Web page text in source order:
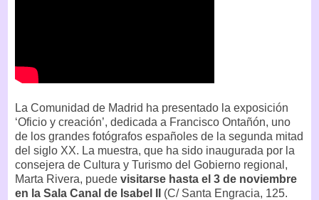
La Comunidad de Madrid ha presentado la exposición
‘Oficio y creación’, dedicada a Francisco Ontañón, uno
de los grandes fotógrafos españoles de la segunda mitad
del siglo XX. La muestra, que ha sido inaugurada por la
consejera de Cultura y Turismo del Gobierno regional,
Marta Rivera, puede visitarse hasta el 3 de noviembre
en la Sala Canal de Isabel II
(C/ Santa Engracia, 125.